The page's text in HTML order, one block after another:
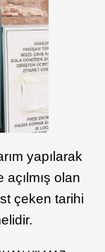
yapılarak
olan
çeken tarihi